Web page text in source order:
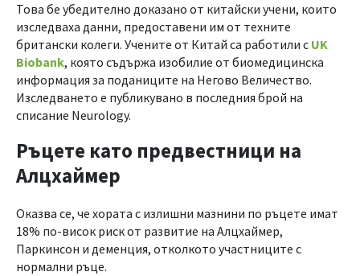
Това бе убедително доказано от китайски учени, които
изследваха данни, предоставени им от техните
британски колеги. Учените от Китай са работили с UK
Biobank, която съдържа изобилие от биомедицинска
информация за поданиците на Негово Величество.
Изследването е публикувано в последния брой на
списание Neurology.
Ръцете като предвестници на
Алцхаймер
Оказва се, че хората с излишни мазнини по ръцете имат
18% по-висок риск от развитие на Алцхаймер,
Паркинсон и деменция, отколкото участниците с
нормални ръце.